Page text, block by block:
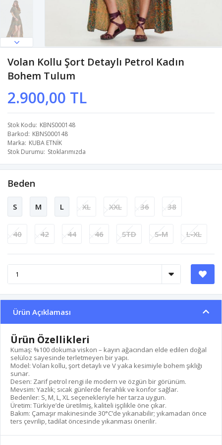
Volan Kollu Şort Detaylı Petrol Kadın
Bohem Tulum
2.900,00 TL
Stok Kodu KBNS000148
Barkod KBNS000148
Marka KUBA ETNİK
Stok Durumu Stoklarımızda
Beden
S M L XL XXL 36 38
40 42 44 46 STD S-M L-XL
Ürün Açıklaması
Ürün Özellikleri
Kumaş: %100 dokuma viskon – kayın ağacından elde edilen doğal
selüloz sayesinde terletmeyen bir yapı.
Model: Volan kollu, şort detaylı ve V yaka kesimiyle bohem şıklığı
sunar.
Desen: Zarif petrol rengi ile modern ve özgün bir görünüm.
Mevsim: Yazlık; sıcak günlerde ferahlık ve konfor sağlar.
Bedenler: S, M, L, XL seçenekleriyle her tarza uygun.
Üretim: Türkiye’de üretilmiş, kaliteli işçilikle öne çıkar.
Bakım: Çamaşır makinesinde 30°C’de yıkanabilir; yıkamadan önce
ters çevrilip, tadilat öncesinde yıkanması önerilir.